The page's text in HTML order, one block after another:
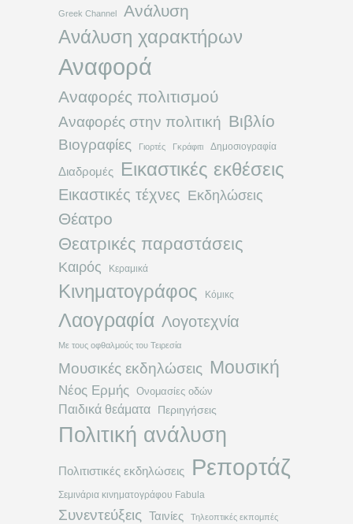
Greek Channel Ανάλυση
Ανάλυση χαρακτήρων
Αναφορά
Αναφορές πολιτισμού
Αναφορές στην πολιτική Βιβλίο
Βιογραφίες Γιορτές Γκράφιτι Δημοσιογραφία
Διαδρομές Εικαστικές εκθέσεις
Εικαστικές τέχνες Εκδηλώσεις
Θέατρο
Θεατρικές παραστάσεις
Καιρός Κεραμικά
Κινηματογράφος Κόμικς
Λαογραφία Λογοτεχνία
Με τους οφθαλμούς του Τειρεσία
Μουσικές εκδηλώσεις Μουσική
Νέος Ερμής Ονομασίες οδών
Παιδικά θεάματα Περιηγήσεις
Πολιτική ανάλυση
Πολιτιστικές εκδηλώσεις Ρεπορτάζ
Σεμινάρια κινηματογράφου Fabula
Συνεντεύξεις Ταινίες Τηλεοπτικές εκπομπές